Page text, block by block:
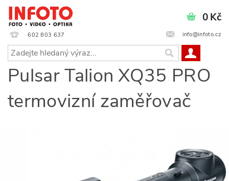
602 803 637 info@infoto.cz
0 Kč
Pulsar Talion XQ35 PRO
termovizní zaměřovač